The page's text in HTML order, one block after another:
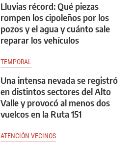
Lluvias récord: Qué piezas
rompen los cipoleños por los
pozos y el agua y cuánto sale
reparar los vehículos
TEMPORAL
Una intensa nevada se registró
en distintos sectores del Alto
Valle y provocó al menos dos
vuelcos en la Ruta 151
ATENCIÓN VECINOS